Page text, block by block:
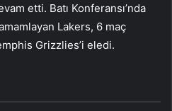
etti. Batı Konferansı’nda
Lakers, 6 maç
Grizzlies’i eledi.